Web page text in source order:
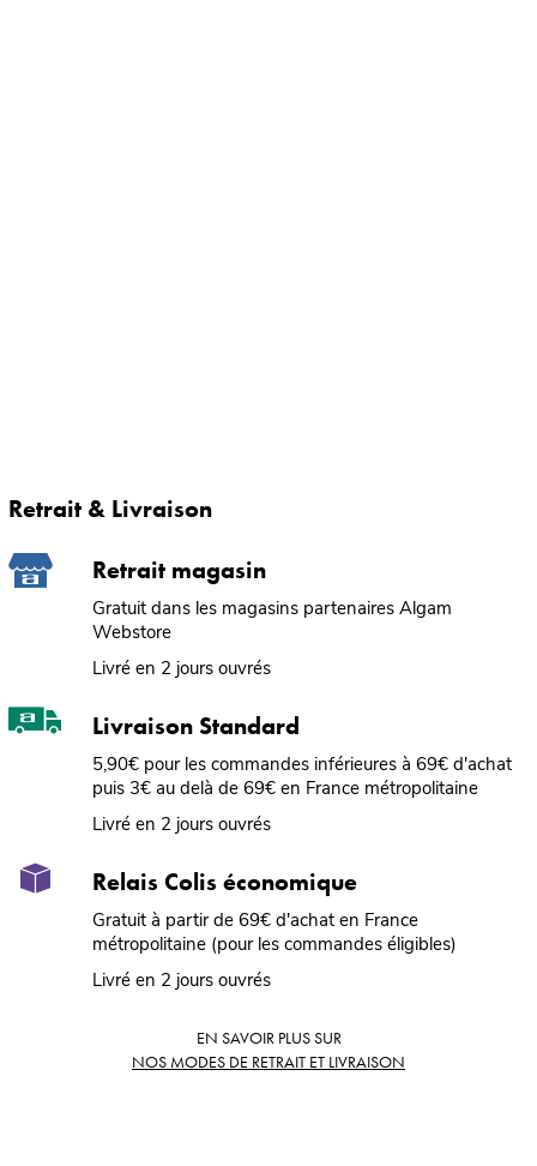
Retrait & Livraison
Retrait magasin
Gratuit dans les magasins partenaires Algam
Webstore
Livré en 2 jours ouvrés
Livraison Standard
5,90€ pour les commandes inférieures à 69€ d'achat
puis 3€ au delà de 69€ en France métropolitaine
Livré en 2 jours ouvrés
Relais Colis économique
Gratuit à partir de 69€ d'achat en France
métropolitaine (pour les commandes éligibles)
Livré en 2 jours ouvrés
EN SAVOIR PLUS SUR
NOS MODES DE RETRAIT ET LIVRAISON